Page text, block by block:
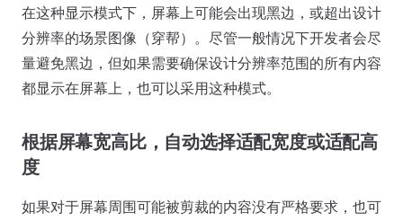
在这种显示模式下，屏幕上可能会出现黑边，或超出设计
分辨率的场景图像（穿帮）。尽管一般情况下开发者会尽
量避免黑边，但如果需要确保设计分辨率范围的所有内容
都显示在屏幕上，也可以采用这种模式。
根据屏幕宽高比，自动选择适配宽度或适配高
度
如果对于屏幕周围可能被剪裁的内容没有严格要求，也可